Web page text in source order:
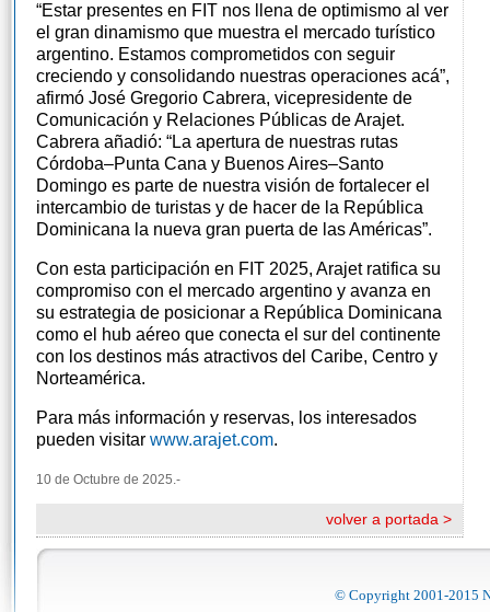
“Estar presentes en FIT nos llena de optimismo al ver
el gran dinamismo que muestra el mercado turístico
argentino. Estamos comprometidos con seguir
creciendo y consolidando nuestras operaciones acá”,
afirmó José Gregorio Cabrera, vicepresidente de
Comunicación y Relaciones Públicas de Arajet.
Cabrera añadió: “La apertura de nuestras rutas
Córdoba–Punta Cana y Buenos Aires–Santo
Domingo es parte de nuestra visión de fortalecer el
intercambio de turistas y de hacer de la República
Dominicana la nueva gran puerta de las Américas”.
Con esta participación en FIT 2025, Arajet ratifica su
compromiso con el mercado argentino y avanza en
su estrategia de posicionar a República Dominicana
como el hub aéreo que conecta el sur del continente
con los destinos más atractivos del Caribe, Centro y
Norteamérica.
Para más información y reservas, los interesados
pueden visitar www.arajet.com.
10 de Octubre de 2025.-
volver a portada >
© Copyright 2001-2015